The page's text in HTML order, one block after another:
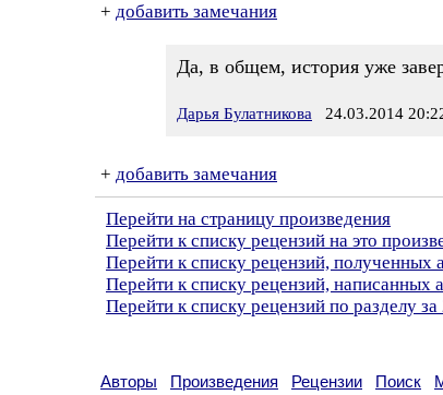
+ добавить замечания
Да, в общем, история уже
Дарья Булатникова 24.03.2014
+ добавить замечания
Перейти на страницу произведения
Перейти к списку рецензий на это
Перейти к списку рецензий, полученных
Перейти к списку рецензий,
Перейти к списку рецензий по разделу
Авторы Произведения Рецензии Поиск